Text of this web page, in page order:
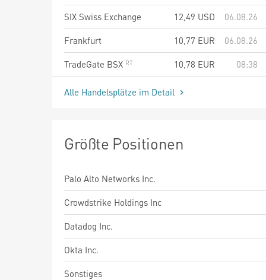
SIX Swiss Exchange
12,49 USD
06.08.26
Frankfurt
10,77 EUR
06.08.26
TradeGate BSX
10,78 EUR 08:38
Alle Handelsplätze im Detail
Größte Positionen
Palo Alto Networks Inc.
Crowdstrike Holdings Inc
Datadog Inc.
Okta Inc.
Sonstiges